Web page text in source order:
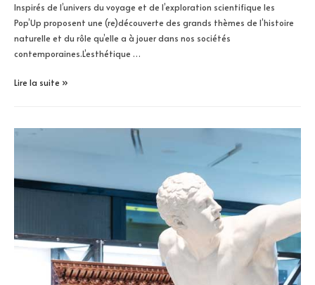
Inspirés de l’univers du voyage et de l’exploration scientifique les
Pop’Up proposent une (re)découverte des grands thèmes de l’histoire
naturelle et du rôle qu’elle a à jouer dans nos sociétés
contemporaines.L’esthétique …
Les
l’Histoire
Lire la suite »